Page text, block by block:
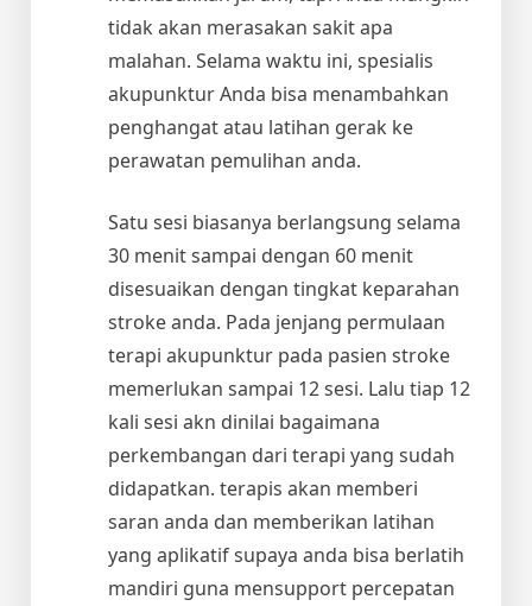
tidak akan merasakan sakit apa
malahan. Selama waktu ini, spesialis
akupunktur Anda bisa menambahkan
penghangat atau latihan gerak ke
perawatan pemulihan anda.
Satu sesi biasanya berlangsung selama
30 menit sampai dengan 60 menit
disesuaikan dengan tingkat keparahan
stroke anda. Pada jenjang permulaan
terapi akupunktur pada pasien stroke
memerlukan sampai 12 sesi. Lalu tiap 12
kali sesi akn dinilai bagaimana
perkembangan dari terapi yang sudah
didapatkan. terapis akan memberi
saran anda dan memberikan latihan
yang aplikatif supaya anda bisa berlatih
mandiri guna mensupport percepatan